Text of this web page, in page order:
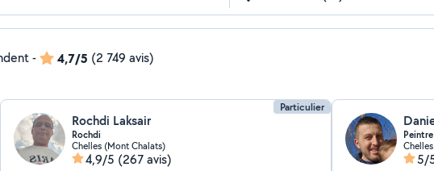
- 4,7/5 (2 749 avis)
Particulier
Rochdi Laksair
Rochdi
Chelles (Mont Chalats)
4,9/5 (267 avis)
Peintre
5/